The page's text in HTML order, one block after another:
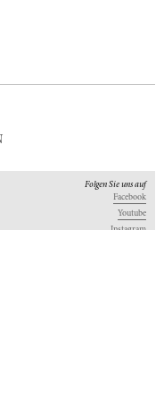
Folgen Sie uns auf
Facebook
Youtube
Instagram